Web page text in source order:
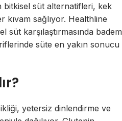
bitkisel süt alternatifleri, kek
sağlıyor. Healthline
süt karşılaştırmasında badem
süte en yakın sonucu
yetersiz dinlendirme ve